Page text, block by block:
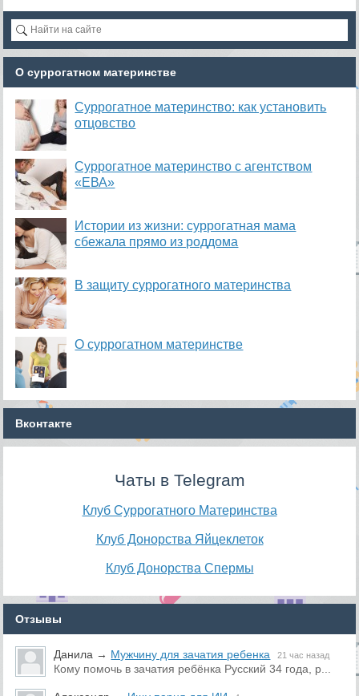
О суррогатном материнстве
Суррогатное материнство: как установить
отцовство
Суррогатное материнство с агентством
«ЕВА»
Истории из жизни: суррогатная мама
сбежала прямо из роддома
В защиту суррогатного материнства
О суррогатном материнстве
Вконтакте
Чаты в Telegram
Клуб Суррогатного Материнства
Клуб Донорства Яйцеклеток
Клуб Донорства Спермы
Отзывы
Данила → Мужчину для зачатия ребенка 21 час назад
Кому помочь в зачатия ребёнка Русский 34 года, р...